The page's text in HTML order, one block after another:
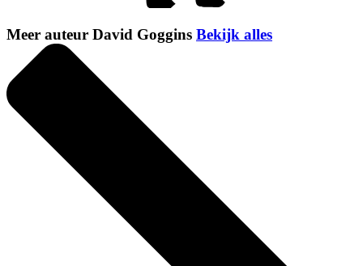
Meer auteur David Goggins Bekijk alles